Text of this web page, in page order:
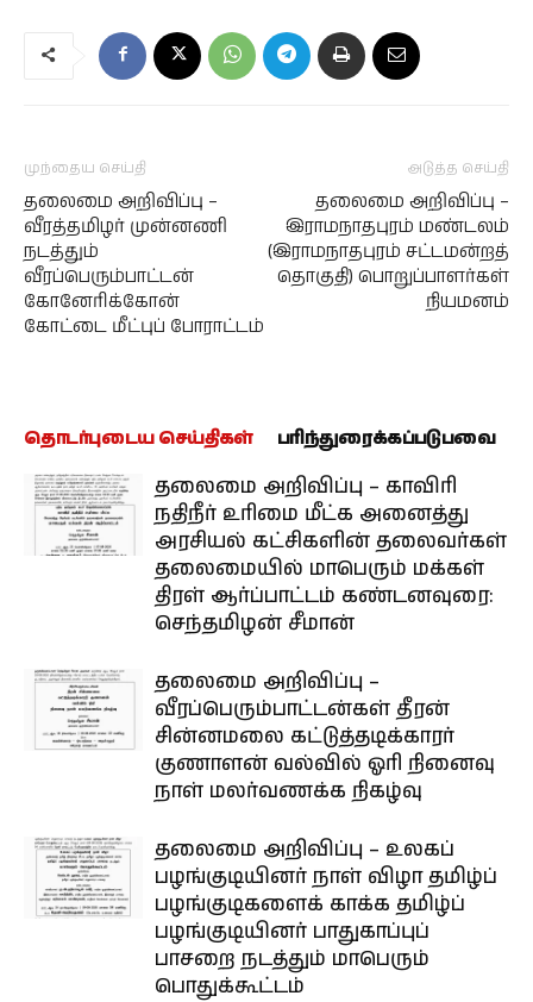
முந்தைய செய்தி
தலைமை அறிவிப்பு –
வீரத்தமிழர் முன்னணி
நடத்தும்
வீரப்பெரும்பாட்டன்
கோனேரிக்கோன்
கோட்டை மீட்புப் போராட்டம்
அடுத்த செய்தி
தலைமை அறிவிப்பு –
இராமநாதபுரம் மண்டலம்
(இராமநாதபுரம் சட்டமன்றத்
தொகுதி) பொறுப்பாளர்கள்
நியமனம்
தொடர்புடைய செய்திகள் பரிந்துரைக்கப்படுபவை
தலைமை அறிவிப்பு – காவிரி
நதிநீர் உரிமை மீட்க அனைத்து
அரசியல் கட்சிகளின் தலைவர்கள்
தலைமையில் மாபெரும் மக்கள்
திரள் ஆர்ப்பாட்டம் கண்டனவுரை:
செந்தமிழன் சீமான்
தலைமை அறிவிப்பு –
வீரப்பெரும்பாட்டன்கள் தீரன்
சின்னமலை கட்டுத்தடிக்காரர்
குணாளன் வல்வில் ஓரி நினைவு
நாள் மலர்வணக்க நிகழ்வு
தலைமை அறிவிப்பு – உலகப்
பழங்குடியினர் நாள் விழா தமிழ்ப்
பழங்குடிகளைக் காக்க தமிழ்ப்
பழங்குடியினர் பாதுகாப்புப்
பாசறை நடத்தும் மாபெரும்
பொதுக்கூட்டம்